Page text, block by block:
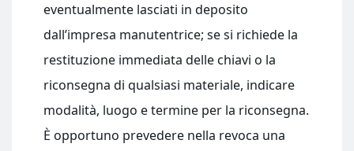
eventualmente lasciati in deposito
dall’impresa manutentrice; se si richiede la
restituzione immediata delle chiavi o la
riconsegna di qualsiasi materiale, indicare
modalità, luogo e termine per la riconsegna.
È opportuno prevedere nella revoca una